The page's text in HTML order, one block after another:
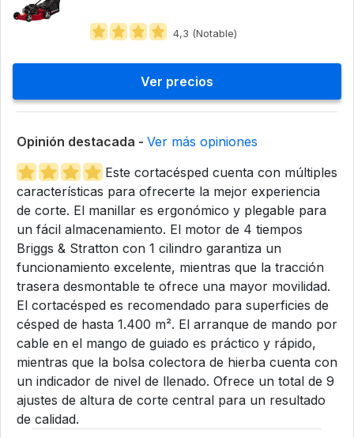
4,3 (Notable)
Ver precios
Opinión destacada - Ver más opiniones
Este cortacésped cuenta con múltiples
características para ofrecerte la mejor experiencia
de corte. El manillar es ergonómico y plegable para
un fácil almacenamiento. El motor de 4 tiempos
Briggs & Stratton con 1 cilindro garantiza un
funcionamiento excelente, mientras que la tracción
trasera desmontable te ofrece una mayor movilidad.
El cortacésped es recomendado para superficies de
césped de hasta 1.400 m². El arranque de mando por
cable en el mango de guiado es práctico y rápido,
mientras que la bolsa colectora de hierba cuenta con
un indicador de nivel de llenado. Ofrece un total de 9
ajustes de altura de corte central para un resultado
de calidad.